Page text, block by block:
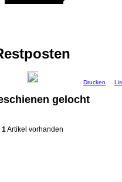
gelocht
1Artikel vorhanden
Drucken